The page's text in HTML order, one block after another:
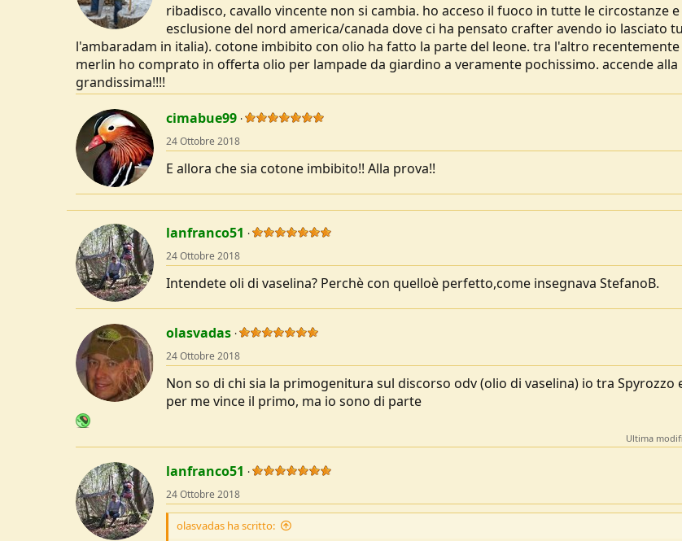
ribadisco, cavallo vincente non si cambia. ho acceso il fuoco in tutte le circostanze
esclusione del nord america/canada dove ci ha pensato crafter avendo io lasciato
l'ambaradam in italia). cotone imbibito con olio ha fatto la parte del leone. tra l'altro
merlin ho comprato in offerta olio per lampade da giardino a veramente pochissimo. accende alla
grandissima!!!!
cimabue99
24 Ottobre 2018
E allora che sia cotone imbibito!! Alla prova!!
lanfranco51
24 Ottobre 2018
Intendete oli di vaselina? Perchè con quelloè perfetto,come insegnava StefanoB.
olasvadas
24 Ottobre 2018
Non so di chi sia la primogenitura sul discorso odv (olio di vaselina) io tra Spyrozzo
per me vince il primo, ma io sono di parte
Ultima
lanfranco51
24 Ottobre 2018
olasvadas ha scritto: